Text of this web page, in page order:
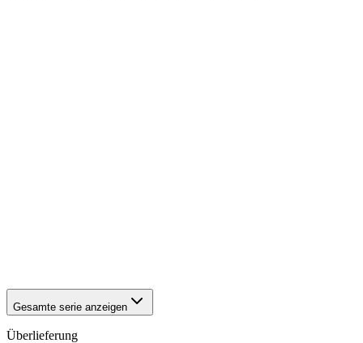
Gesamte serie anzeigen
Überlieferung